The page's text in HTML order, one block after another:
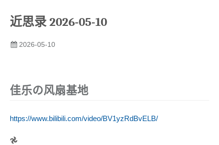
近思录 2026-05-10
2026-05-10
佳乐の风扇基地
https://www.bilibili.com/video/BV1yzRdBvELB/
𖣘